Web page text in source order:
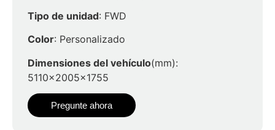
Tipo de unidad: FWD
Color: Personalizado
Dimensiones del vehículo(mm):
5110x2005x1755
Pregunte ahora